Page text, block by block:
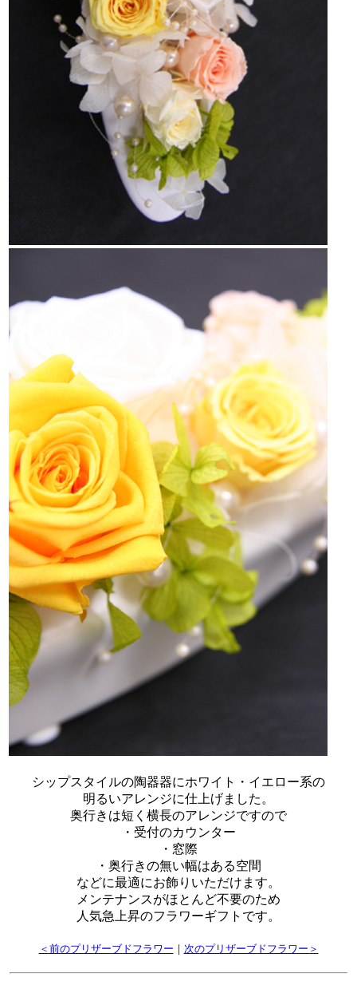
シップスタイルの陶器器にホワイト・イエロー系の
明るいアレンジに仕上げました。
奥行きは短く横長のアレンジですので
・受付のカウンター
・窓際
・奥行きの無い幅はある空間
などに最適にお飾りいただけます。
メンテナンスがほとんど不要のため
人気急上昇のフラワーギフトです。
＜前のプリザーブドフラワー ｜ 次のプリザーブドフラワー＞